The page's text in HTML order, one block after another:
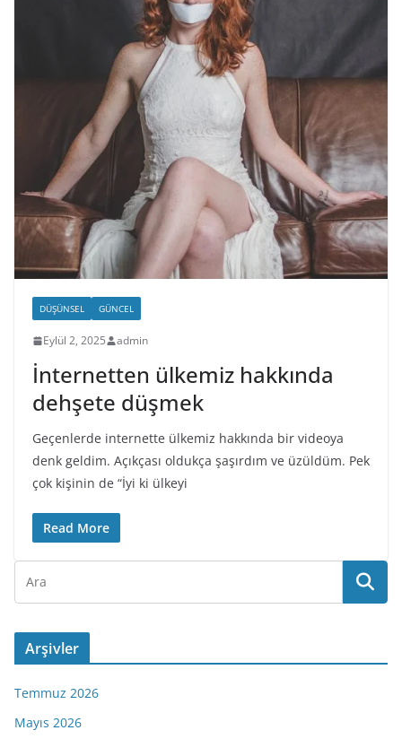
DÜŞÜNSEL GÜNCEL
Eylül 2, 2025 admin
İnternetten ülkemiz hakkında
dehşete düşmek
Geçenlerde internette ülkemiz hakkında bir videoya
denk geldim. Açıkçası oldukça şaşırdım ve üzüldüm. Pek
çok kişinin de “İyi ki ülkeyi
Read More
Arşivler
Temmuz 2026
Mayıs 2026